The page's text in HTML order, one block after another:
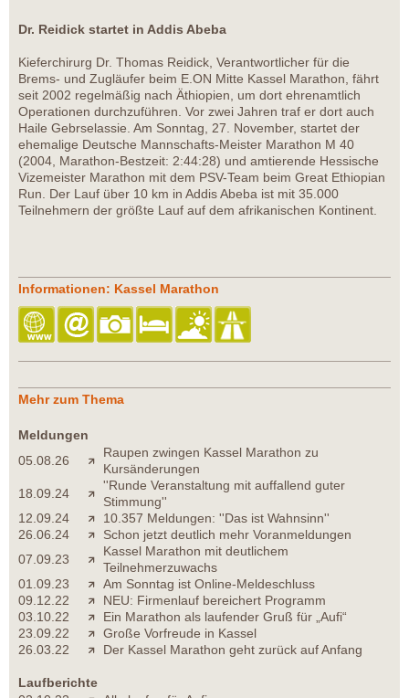
Dr. Reidick startet in Addis Abeba
Kieferchirurg Dr. Thomas Reidick, Verantwortlicher für die
Brems- und Zugläufer beim E.ON Mitte Kassel Marathon, fährt
seit 2002 regelmäßig nach Äthiopien, um dort ehrenamtlich
Operationen durchzuführen. Vor zwei Jahren traf er dort auch
Haile Gebrselassie. Am Sonntag, 27. November, startet der
ehemalige Deutsche Mannschafts-Meister Marathon M 40
(2004, Marathon-Bestzeit: 2:44:28) und amtierende Hessische
Vizemeister Marathon mit dem PSV-Team beim Great Ethiopian
Run. Der Lauf über 10 km in Addis Abeba ist mit 35.000
Teilnehmern der größte Lauf auf dem afrikanischen Kontinent.
Informationen: Kassel Marathon
Mehr zum Thema
Meldungen
05.08.26
Raupen zwingen Kassel Marathon zu
Kursänderungen
18.09.24
''Runde Veranstaltung mit auffallend guter
Stimmung''
12.09.24
10.357 Meldungen: ''Das ist Wahnsinn''
26.06.24
Schon jetzt deutlich mehr Voranmeldungen
07.09.23
Kassel Marathon mit deutlichem
Teilnehmerzuwachs
01.09.23
Am Sonntag ist Online-Meldeschluss
09.12.22
NEU: Firmenlauf bereichert Programm
03.10.22
Ein Marathon als laufender Gruß für „Aufi“
23.09.22
Große Vorfreude in Kassel
26.03.22
Der Kassel Marathon geht zurück auf Anfang
Laufberichte